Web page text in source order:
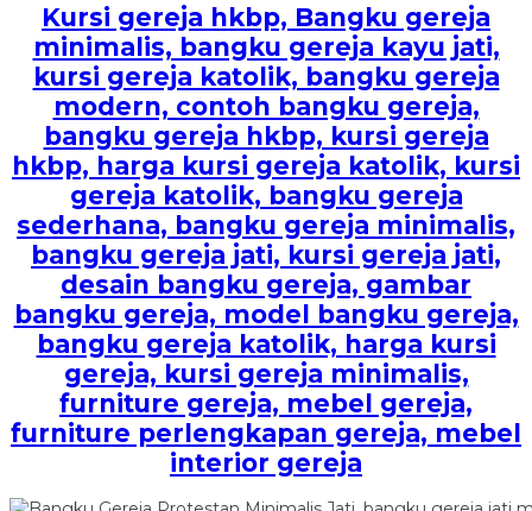
Kursi gereja hkbp, Bangku gereja
minimalis, bangku gereja kayu jati,
kursi gereja katolik, bangku gereja
modern, contoh bangku gereja,
bangku gereja hkbp, kursi gereja
hkbp, harga kursi gereja katolik, kursi
gereja katolik, bangku gereja
sederhana, bangku gereja minimalis,
bangku gereja jati, kursi gereja jati,
desain bangku gereja, gambar
bangku gereja, model bangku gereja,
bangku gereja katolik, harga kursi
gereja, kursi gereja minimalis,
furniture gereja, mebel gereja,
furniture perlengkapan gereja, mebel
interior gereja